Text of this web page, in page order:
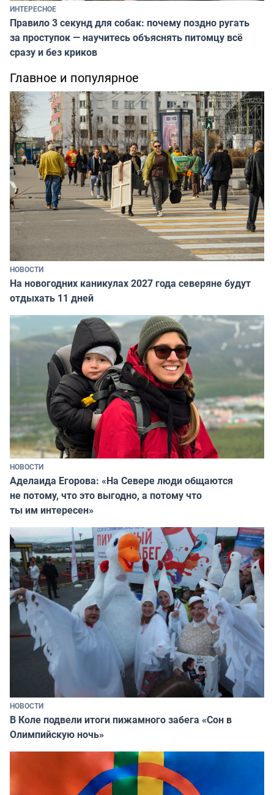
ИНТЕРЕСНОЕ
Правило 3 секунд для собак: почему поздно ругать
за проступок — научитесь объяснять питомцу всё
сразу и без криков
Главное и популярное
НОВОСТИ
На новогодних каникулах 2027 года северяне будут
отдыхать 11 дней
НОВОСТИ
Аделаида Егорова: «На Севере люди общаются
не потому, что это выгодно, а потому что
ты им интересен»
НОВОСТИ
В Коле подвели итоги пижамного забега «Сон в
Олимпийскую ночь»